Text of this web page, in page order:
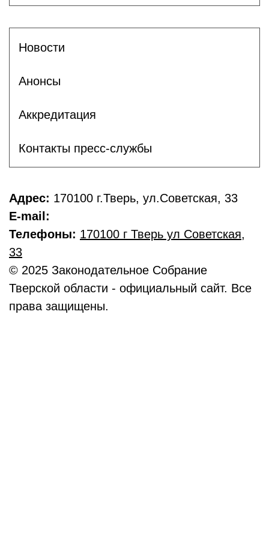
Новости
Анонсы
Аккредитация
Контакты пресс-службы
Адрес: 170100 г.Тверь, ул.Советская, 33
E-mail:
Телефоны: 170100 г Тверь ул Советская,
33
© 2025 Законодательное Собрание
Тверской области - официальный сайт. Все
права защищены.